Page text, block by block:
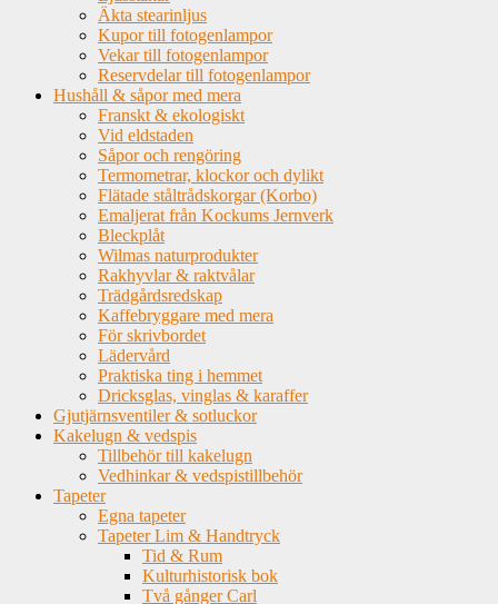
Äkta stearinljus
Kupor till fotogenlampor
Vekar till fotogenlampor
Reservdelar till fotogenlampor
Hushåll & såpor med mera
Franskt & ekologiskt
Vid eldstaden
Såpor och rengöring
Termometrar, klockor och dylikt
Flätade ståltrådskorgar (Korbo)
Emaljerat från Kockums Jernverk
Bleckplåt
Wilmas naturprodukter
Rakhyvlar & raktvålar
Trädgårdsredskap
Kaffebryggare med mera
För skrivbordet
Lädervård
Praktiska ting i hemmet
Dricksglas, vinglas & karaffer
Gjutjärnsventiler & sotluckor
Kakelugn & vedspis
Tillbehör till kakelugn
Vedhinkar & vedspistillbehör
Tapeter
Egna tapeter
Tapeter Lim & Handtryck
Tid & Rum
Kulturhistorisk bok
Två gånger Carl